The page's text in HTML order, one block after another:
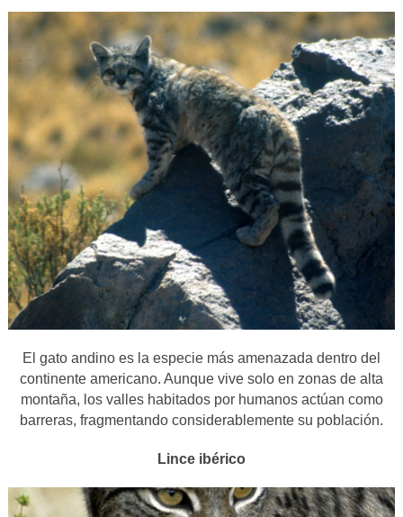
El gato andino es la especie más amenazada dentro del
continente americano. Aunque vive solo en zonas de alta
montaña, los valles habitados por humanos actúan como
barreras, fragmentando considerablemente su población.
Lince ibérico